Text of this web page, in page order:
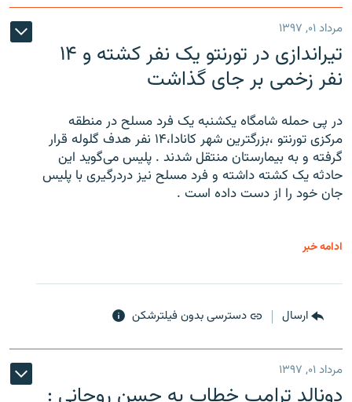
مرداد ۰۱, ۱۳۹۷
تیراندازی در تورنتو یک نفر کشته و ۱۴
نفر زخمی بر جای گذاشت
در پی حمله شامگاه یکشنبه یک فرد مسلح در منطقه
مرکزی تورنتو ،‌بزرگترین شهر کانادا،۱۴ نفر هدف گلوله قرار
گرفته و به بیمارستان منتقل شدند . پلیس می‌گوید این
حادثه یک کشته داشته و فرد مسلح نیز دردرگیری با پلیس
جان خود را از دست داده است .
ادامه خبر
ارسال دسترسی بدون فیلترشکن
مرداد ۰۱, ۱۳۹۷